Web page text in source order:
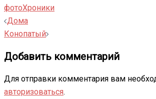
фотоХроники
Навигация
записи
Дома
Конопатый
Добавить комментарий
Для отправки комментария вам
авторизоваться.